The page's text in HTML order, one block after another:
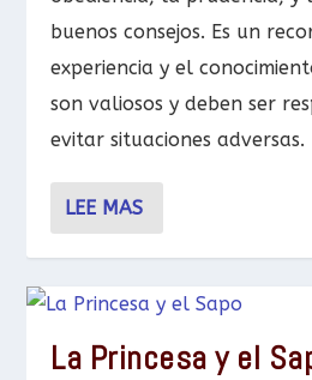
buenos consejos. Es un
experiencia y el
son valiosos y deben ser
evitar situaciones adversas.
LEE MAS
La Princesa y el